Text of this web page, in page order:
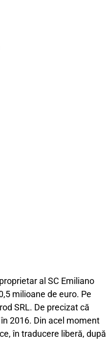
al SC Emiliano
milioane de euro. Pe
SRL. De precizat că
2016. Din acel moment
în traducere liberă, după